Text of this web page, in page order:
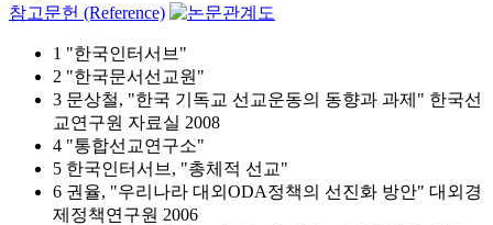
참고문헌 (Reference)
1 "한국인터서브"
2 "한국문서선교원"
3 문상철, "한국 기독교 선교운동의 동향과 과제" 한국선
교연구원 자료실 2008
4 "통합선교연구소"
5 한국인터서브, "총체적 선교"
6 권율, "우리나라 대외ODA정책의 선진화 방안" 대외경
제정책연구원 2006